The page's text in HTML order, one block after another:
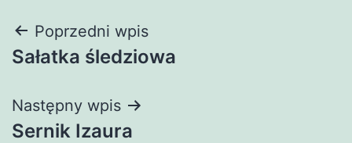
Nawigacja
wpisu
Poprzedni wpis
Sałatka śledziowa
Następny wpis
Sernik Izaura